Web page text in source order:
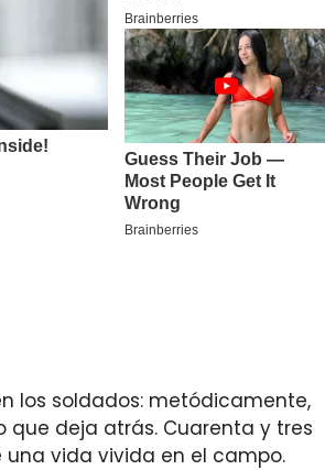
los soldados: metódicamente,
deja atrás. Cuarenta y tres
vida vivida en el campo.